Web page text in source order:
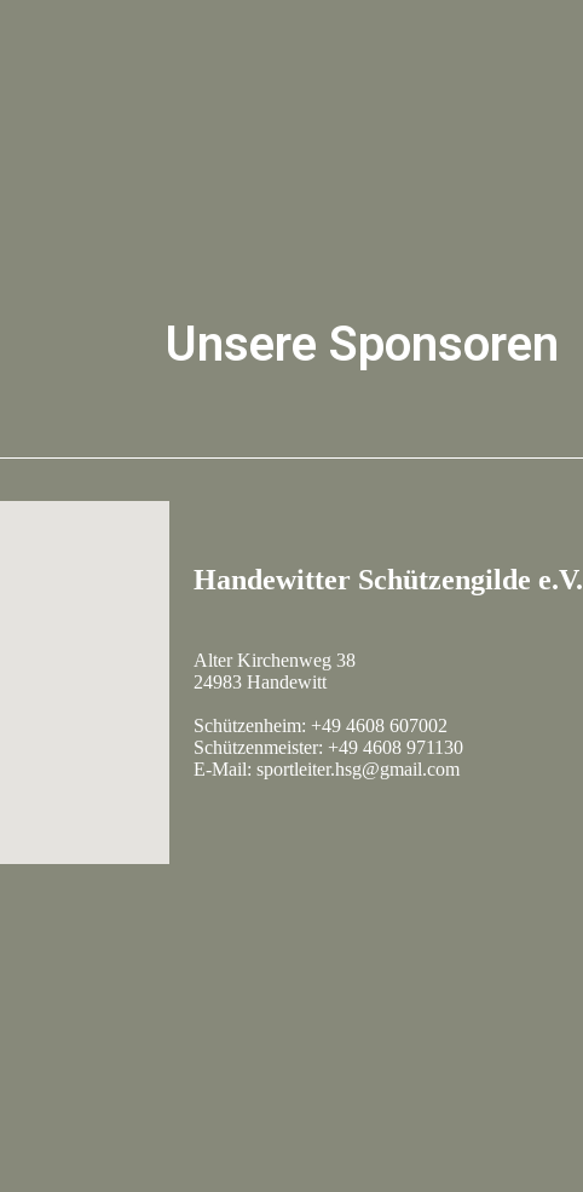
Unsere Sponsoren
Handewitter Schützengilde e.V.
Alter Kirchenweg 38
24983 Handewitt
Schützenheim: +49 4608 607002
Schützenmeister: +49 4608 971130
E-Mail: sportleiter.hsg@gmail.com